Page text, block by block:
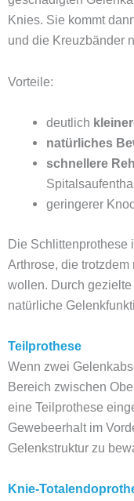
Knies. Sie kommt
und die Kreuzbänder
Vorteile:
deutlich
natürliches
schnellere
geringerer
Die Schlittenprothese
Arthrose, die
wollen. Durch
natürliche
Teilprothese
Wenn zwei
Bereich zwischen
eine Teilprothese
Gewebeerhalt im
Gelenkstruktur zu
Knie-